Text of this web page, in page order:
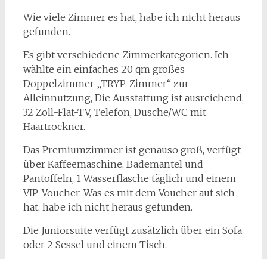
Wie viele Zimmer es hat, habe ich nicht heraus
gefunden.
Es gibt verschiedene Zimmerkategorien. Ich
wählte ein einfaches 20 qm großes
Doppelzimmer „TRYP-Zimmer“ zur
Alleinnutzung, Die Ausstattung ist ausreichend,
32 Zoll-Flat-TV, Telefon, Dusche/WC mit
Haartrockner.
Das Premiumzimmer ist genauso groß, verfügt
über Kaffeemaschine, Bademantel und
Pantoffeln, 1 Wasserflasche täglich und einem
VIP-Voucher. Was es mit dem Voucher auf sich
hat, habe ich nicht heraus gefunden.
Die Juniorsuite verfügt zusätzlich über ein Sofa
oder 2 Sessel und einem Tisch.